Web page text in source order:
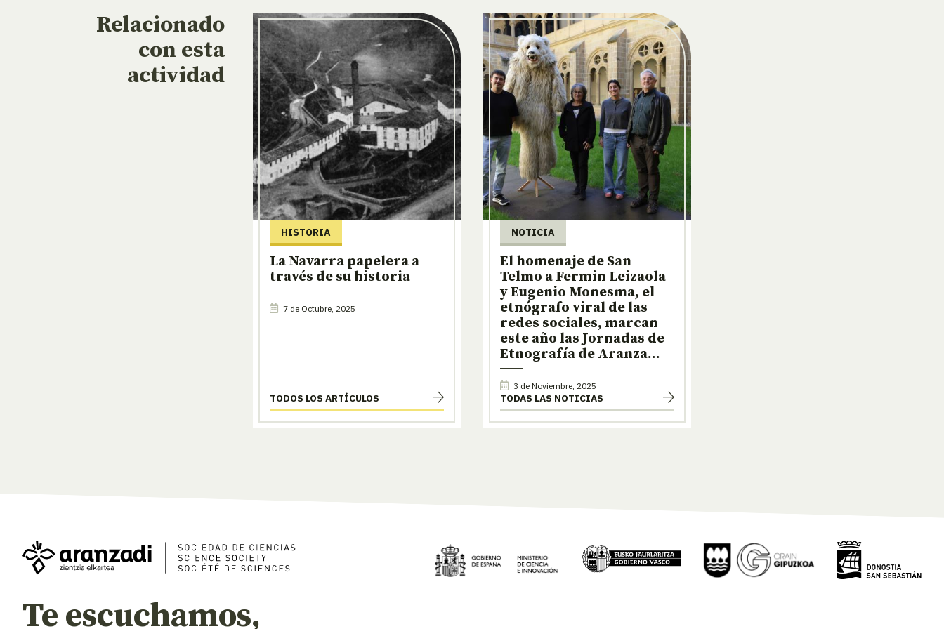
Relacionado
con esta
actividad
HISTORIA
La Navarra papelera a
través de su historia
7 de Octubre, 2025
TODOS LOS ARTÍCULOS
NOTICIA
El homenaje de San
Telmo a Fermin Leizaola
y Eugenio Monesma, el
etnógrafo viral de las
redes sociales, marcan
este año las Jornadas de
Etnografía de Aranza…
3 de Noviembre, 2025
TODAS LAS NOTICIAS
Te escuchamos,